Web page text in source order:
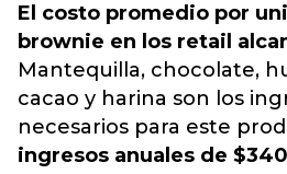
El costo promedio por
brownie en los retail
Mantequilla, chocolate,
cacao y harina son los
necesarios para este
ingresos anuales de